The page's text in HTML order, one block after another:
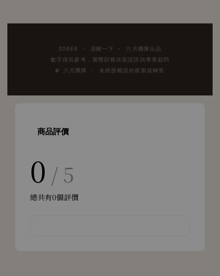
SOBER · 清醒一下 · 六月團隊出品
數字僅供參考，實際財務決策請諮詢專業顧問
© 六月團隊 · 未經授權請勿複製或轉售
商品評價
0 / 5
總共有0個評價